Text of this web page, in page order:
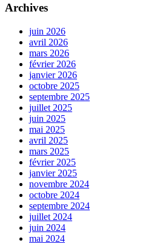
Archives
juin 2026
avril 2026
mars 2026
février 2026
janvier 2026
octobre 2025
septembre 2025
juillet 2025
juin 2025
mai 2025
avril 2025
mars 2025
février 2025
janvier 2025
novembre 2024
octobre 2024
septembre 2024
juillet 2024
juin 2024
mai 2024